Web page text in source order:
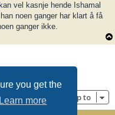
you get the
Learn more
vel kasnje hende Ishamal
noen ganger har klart å få
ganger ikke.
Jump to